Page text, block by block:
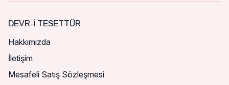
DEVR-I TESETTÜR
Hakkımızda
İletişim
Mesafeli Satış Sözleşmesi